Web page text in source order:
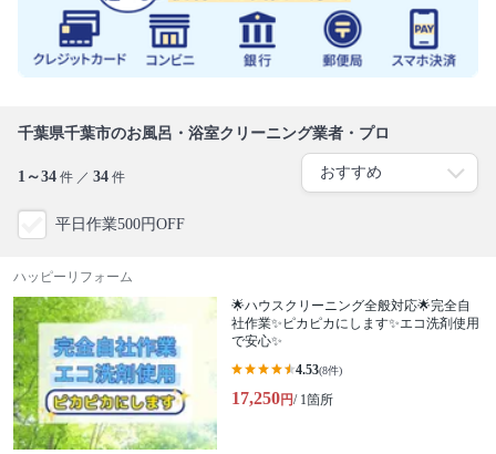
千葉県千葉市のお風呂・浴室クリーニング業者・プロ
1～34 件 ／ 34 件
平日作業500円OFF
ハッピーリフォーム
🌟ハウスクリーニング全般対応🌟完全自
社作業✨️ピカピカにします✨️エコ洗剤使用
で安心✨
4.53(8件)
17,250円/ 1箇所